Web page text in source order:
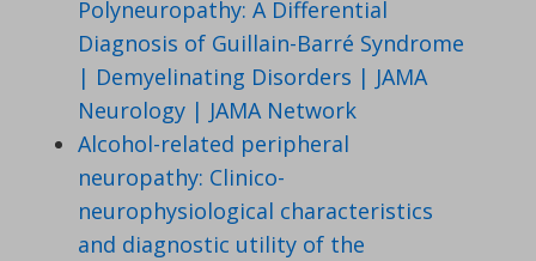
Polyneuropathy: A Differential
Diagnosis of Guillain-Barré Syndrome
| Demyelinating Disorders | JAMA
Neurology | JAMA Network
Alcohol-related peripheral
neuropathy: Clinico-
neurophysiological characteristics
and diagnostic utility of the